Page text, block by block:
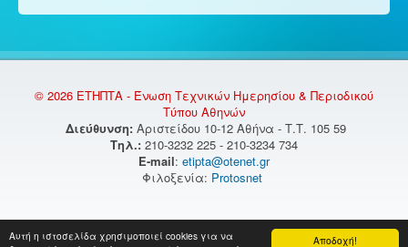
Αποδοχή!
Αυτή η ιστοσελίδα χρησιμοποιεί cookies για να
© 2026 ΕΤΗΠΤΑ - Ένωση Τεχνικών Ημερησίου & Περιοδικού
Τύπου Αθηνών
Διεύθυνση: Αριστείδου 10-12 Αθήνα - Τ.Τ. 105 59
Τηλ.: 210-3232 225 - 210-3234 734
E-mail: etipta@otenet.gr
Φιλοξενία: Protosnet